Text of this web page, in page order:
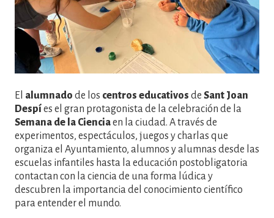
El alumnado de los centros educativos de Sant Joan
Despíes el gran protagonista de la celebración de la
Semana de la Cienciaen la ciudad. A través de
experimentos, espectáculos, juegos y charlas que
organiza el Ayuntamiento, alumnos y alumnas desde las
escuelas infantiles hasta la educación postobligatoria
contactan con la ciencia de una forma lúdica y
descubren la importancia del conocimiento científico
para entender el mundo.